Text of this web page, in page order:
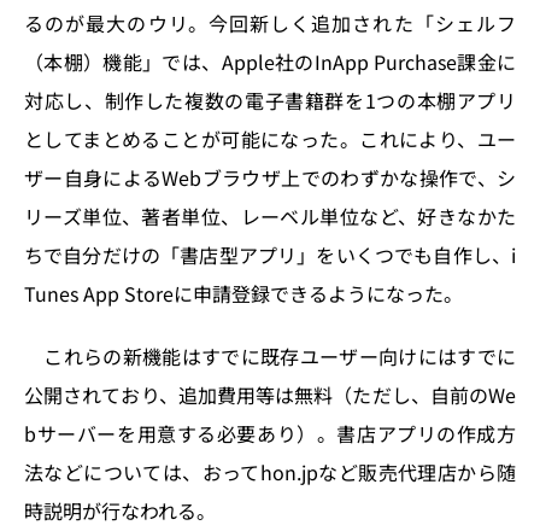
るのが最大のウリ。今回新しく追加された「シェルフ
（本棚）機能」では、Apple社のInApp Purchase課金に
対応し、制作した複数の電子書籍群を1つの本棚アプリ
としてまとめることが可能になった。これにより、ユー
ザー自身によるWebブラウザ上でのわずかな操作で、シ
リーズ単位、著者単位、レーベル単位など、好きなかた
ちで自分だけの「書店型アプリ」をいくつでも自作し、i
Tunes App Storeに申請登録できるようになった。
これらの新機能はすでに既存ユーザー向けにはすでに
公開されており、追加費用等は無料（ただし、自前のWe
bサーバーを用意する必要あり）。書店アプリの作成方
法などについては、おってhon.jpなど販売代理店から随
時説明が行なわれる。